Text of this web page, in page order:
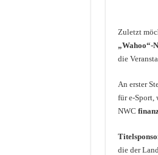
Zuletzt
„Wahoo“-
die
An erster
für e-Sport,
NWC
die der